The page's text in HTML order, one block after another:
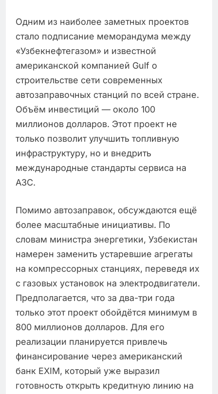
Одним из наиболее заметных проектов
стало подписание меморандума между
«Узбекнефтегазом» и известной
американской компанией Gulf о
строительстве сети современных
автозаправочных станций по всей стране.
Объём инвестиций — около 100
миллионов долларов. Этот проект не
только позволит улучшить топливную
инфраструктуру, но и внедрить
международные стандарты сервиса на
АЗС.
Помимо автозаправок, обсуждаются ещё
более масштабные инициативы. По
словам министра энергетики, Узбекистан
намерен заменить устаревшие агрегаты
на компрессорных станциях, переведя их
с газовых установок на электродвигатели.
Предполагается, что за два-три года
только этот проект обойдётся минимум в
800 миллионов долларов. Для его
реализации планируется привлечь
финансирование через американский
банк EXIM, который уже выразил
готовность открыть кредитную линию на